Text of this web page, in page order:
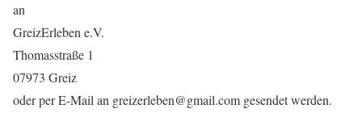
an
GreizErleben e.V.
Thomasstraße 1
07973 Greiz
oder per E-Mail an greizerleben@gmail.com gesendet werden.